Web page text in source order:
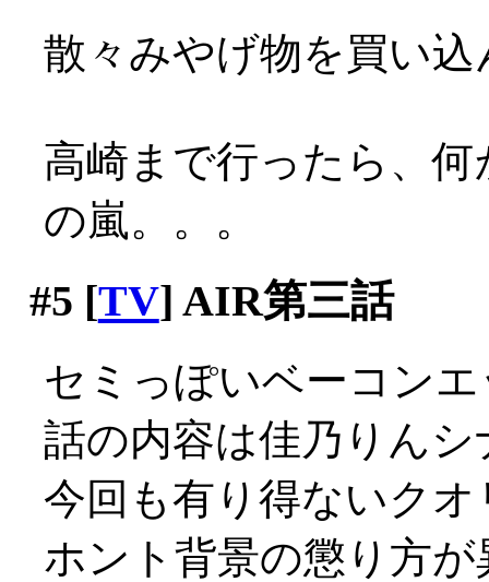
散々みやげ物を買い
高崎まで行ったら、
の嵐。。。
#5 [TV] AIR第三話
セミっぽいベーコン
話の内容は佳乃りん
今回も有り得ないク
ホント背景の懲り方